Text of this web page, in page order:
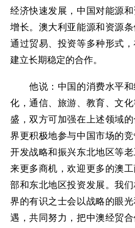
经济快速发展，中国对能源
增长。澳大利亚能源和资源
通过贸易、投资等多种形式
建立长期稳定的合作。
他说：中国的消费水平和
化，通信、旅游、教育、文
盛，双方可加强在上述领域
界更积极地参与中国市场的
开发战略和振兴东北地区等
来更多商机，欢迎更多的澳
部和东北地区投资发展。我
界的有识之士会以战略的眼
遇，共同努力，把中澳经贸